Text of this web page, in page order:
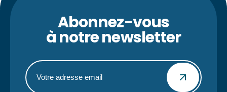
Abonnez-vous
à notre newsletter